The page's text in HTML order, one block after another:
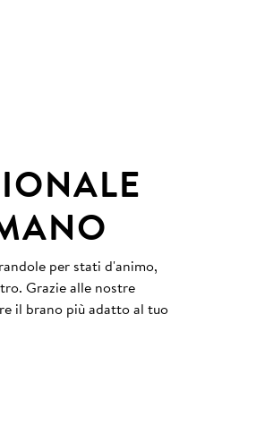
per stati d'animo,
Grazie alle nostre
il brano più adatto al tuo